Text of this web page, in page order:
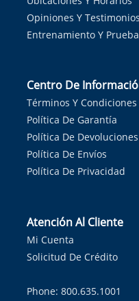
Opiniones Y Testimonios
Entrenamiento Y
Centro De
Términos Y Condiciones
Política De Garantía
Política De Devoluciones
Política De Envíos
Política De Privacidad
Atención Al Cliente
Mi Cuenta
Solicitud De Crédito
Phone: 800.635.1001